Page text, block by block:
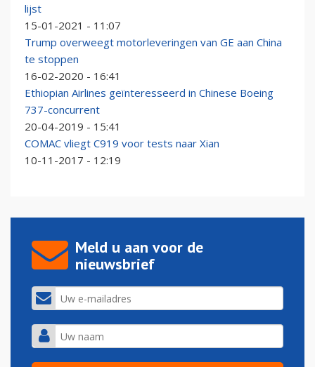
lijst
15-01-2021 - 11:07
Trump overweegt motorleveringen van GE aan China
te stoppen
16-02-2020 - 16:41
Ethiopian Airlines geïnteresseerd in Chinese Boeing
737-concurrent
20-04-2019 - 15:41
COMAC vliegt C919 voor tests naar Xian
10-11-2017 - 12:19
Meld u aan voor de
nieuwsbrief